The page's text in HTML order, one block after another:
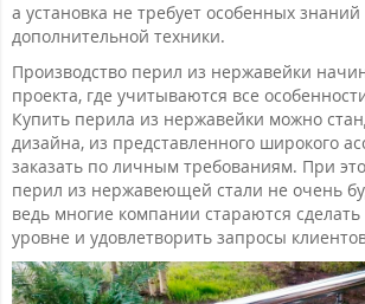
а установка не требует особенных
дополнительной техники.
Производство перил из нержавейки
проекта, где учитываются все
Купить перила из нержавейки можно
дизайна, из представленного широкого
заказать по личным требованиям. При
перил из нержавеющей стали не очень
ведь многие компании стараются
уровне и удовлетворить запросы